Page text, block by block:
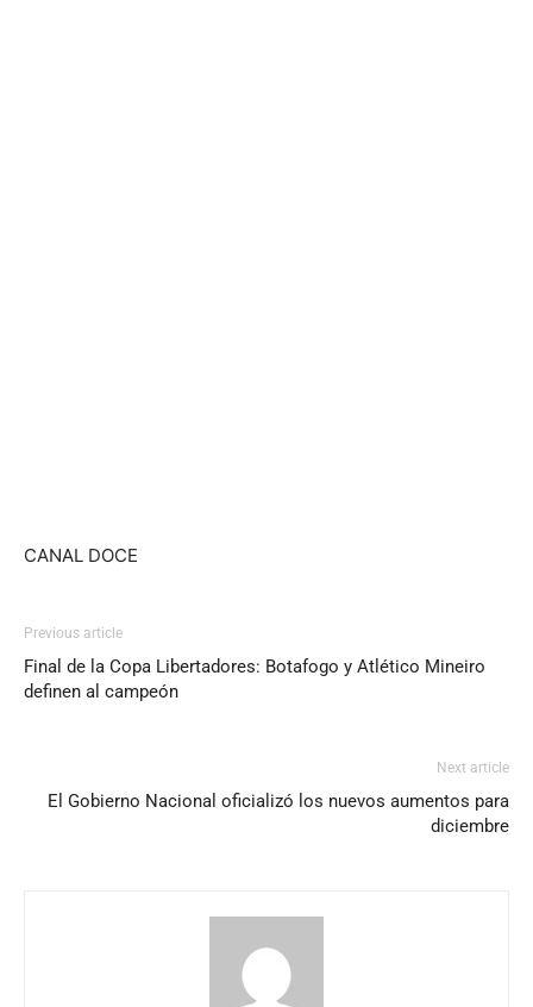
CANAL DOCE
Previous article
Final de la Copa Libertadores: Botafogo y Atlético Mineiro
definen al campeón
Next article
El Gobierno Nacional oficializó los nuevos aumentos para
diciembre